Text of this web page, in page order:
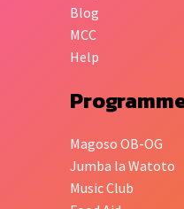
Blog
MCC
Help
Magoso OB-OG
Jumba la Watoto
Music Club